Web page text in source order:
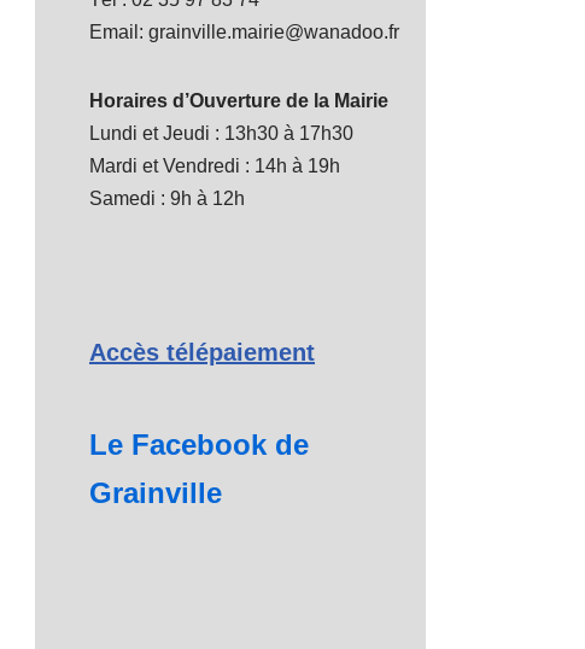
Email: grainville.mairie@wanadoo.fr
Horaires d’Ouverture de la Mairie
Lundi et Jeudi : 13h30 à 17h30
Mardi et Vendredi : 14h à 19h
Samedi : 9h à 12h
Accès télépaiement
Le Facebook de
Grainville